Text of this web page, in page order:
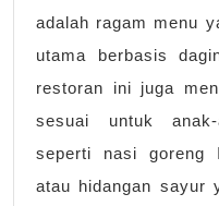
adalah ragam menu
utama berbasis
restoran ini juga
sesuai untuk
seperti nasi goreng
atau hidangan sayur